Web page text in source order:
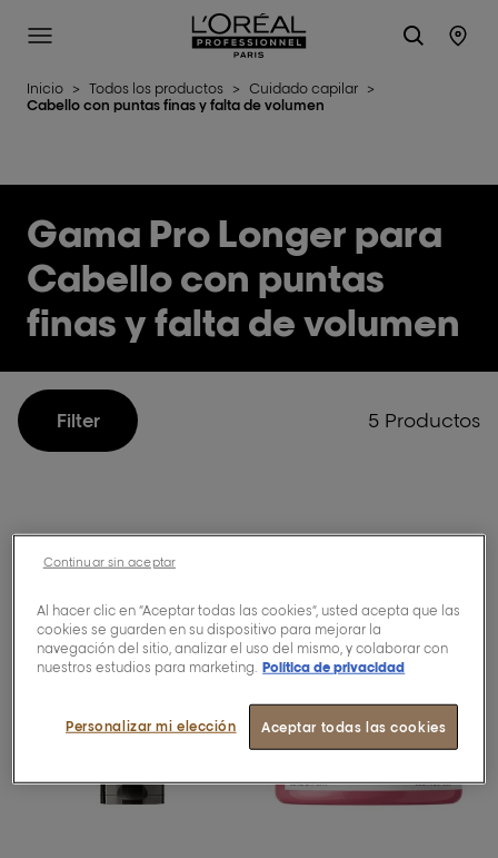
L'Oréal Professionnel Paris
Site Menu
Inicio > Todos los productos > Cuidado capilar >
Cabello con puntas finas y falta de volumen
Gama Pro Longer para
Cabello con puntas
finas y falta de volumen
Filter 5 Productos
Al hacer clic en “Aceptar todas las cookies”, usted acepta que las
cookies se guarden en su dispositivo para mejorar la
navegación del sitio, analizar el uso del mismo, y colaborar con
nuestros estudios para marketing. Política de privacidad
Aceptar todas las cookies
Personalizar mi elección
Continuar sin aceptar